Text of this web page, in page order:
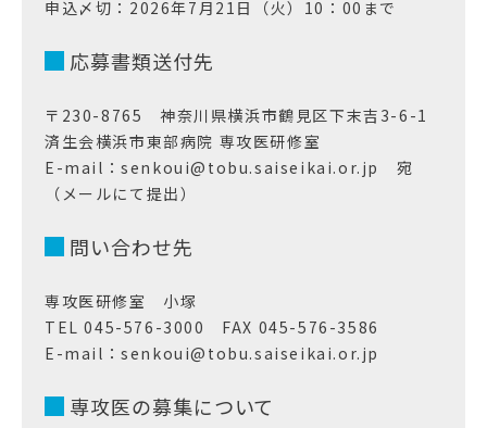
申込〆切：2026年7月21日（火）10：00まで
応募書類送付先
〒230-8765 神奈川県横浜市鶴見区下末吉3-6-1
済生会横浜市東部病院 専攻医研修室
E-mail：senkoui@tobu.saiseikai.or.jp 宛
（メールにて提出）
問い合わせ先
専攻医研修室 小塚
TEL 045-576-3000 FAX 045-576-3586
E-mail：senkoui@tobu.saiseikai.or.jp
専攻医の募集について